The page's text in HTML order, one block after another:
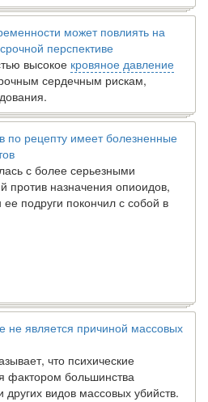
может повлиять на
перспективе
высокое кровяное давление
сердечным рискам,
рецепту имеет болезненные
с более серьезными
против назначения опиоидов,
подруги покончил с собой в
не является причиной массовых
что психические
фактором большинства
видов массовых убийств.